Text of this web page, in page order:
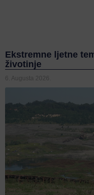
Ekstremne ljetne
životinje
6. Augusta 2026.